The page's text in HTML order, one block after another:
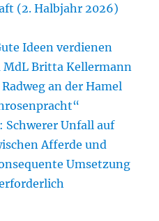
(2. Halbjahr 2026)
Ideen verdienen
Britta Kellermann
an der Hamel
Schwerer Unfall auf
Afferde und
Umsetzung